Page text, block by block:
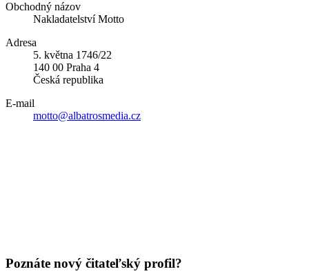
Obchodný názov
Nakladatelství Motto
Adresa
5. května 1746/22
140 00 Praha 4
Česká republika
E-mail
motto@albatrosmedia.cz
Poznáte nový čitateľský profil?